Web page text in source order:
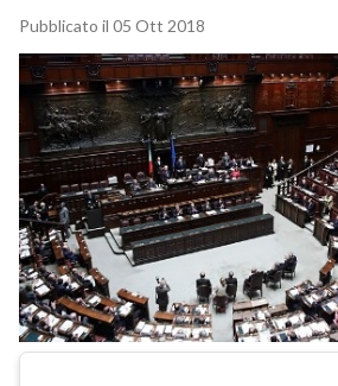
Pubblicato il 05 Ott 2018